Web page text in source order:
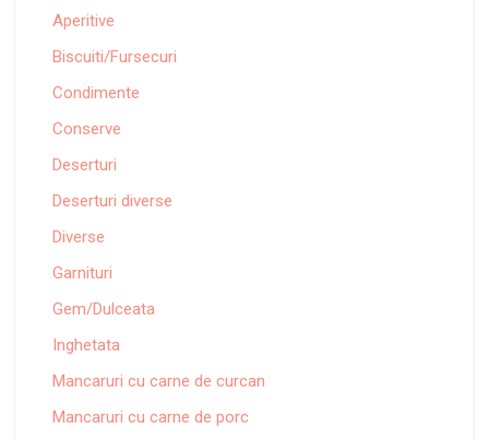
Aperitive
Biscuiti/Fursecuri
Condimente
Conserve
Deserturi
Deserturi diverse
Diverse
Garnituri
Gem/Dulceata
Inghetata
Mancaruri cu carne de curcan
Mancaruri cu carne de porc